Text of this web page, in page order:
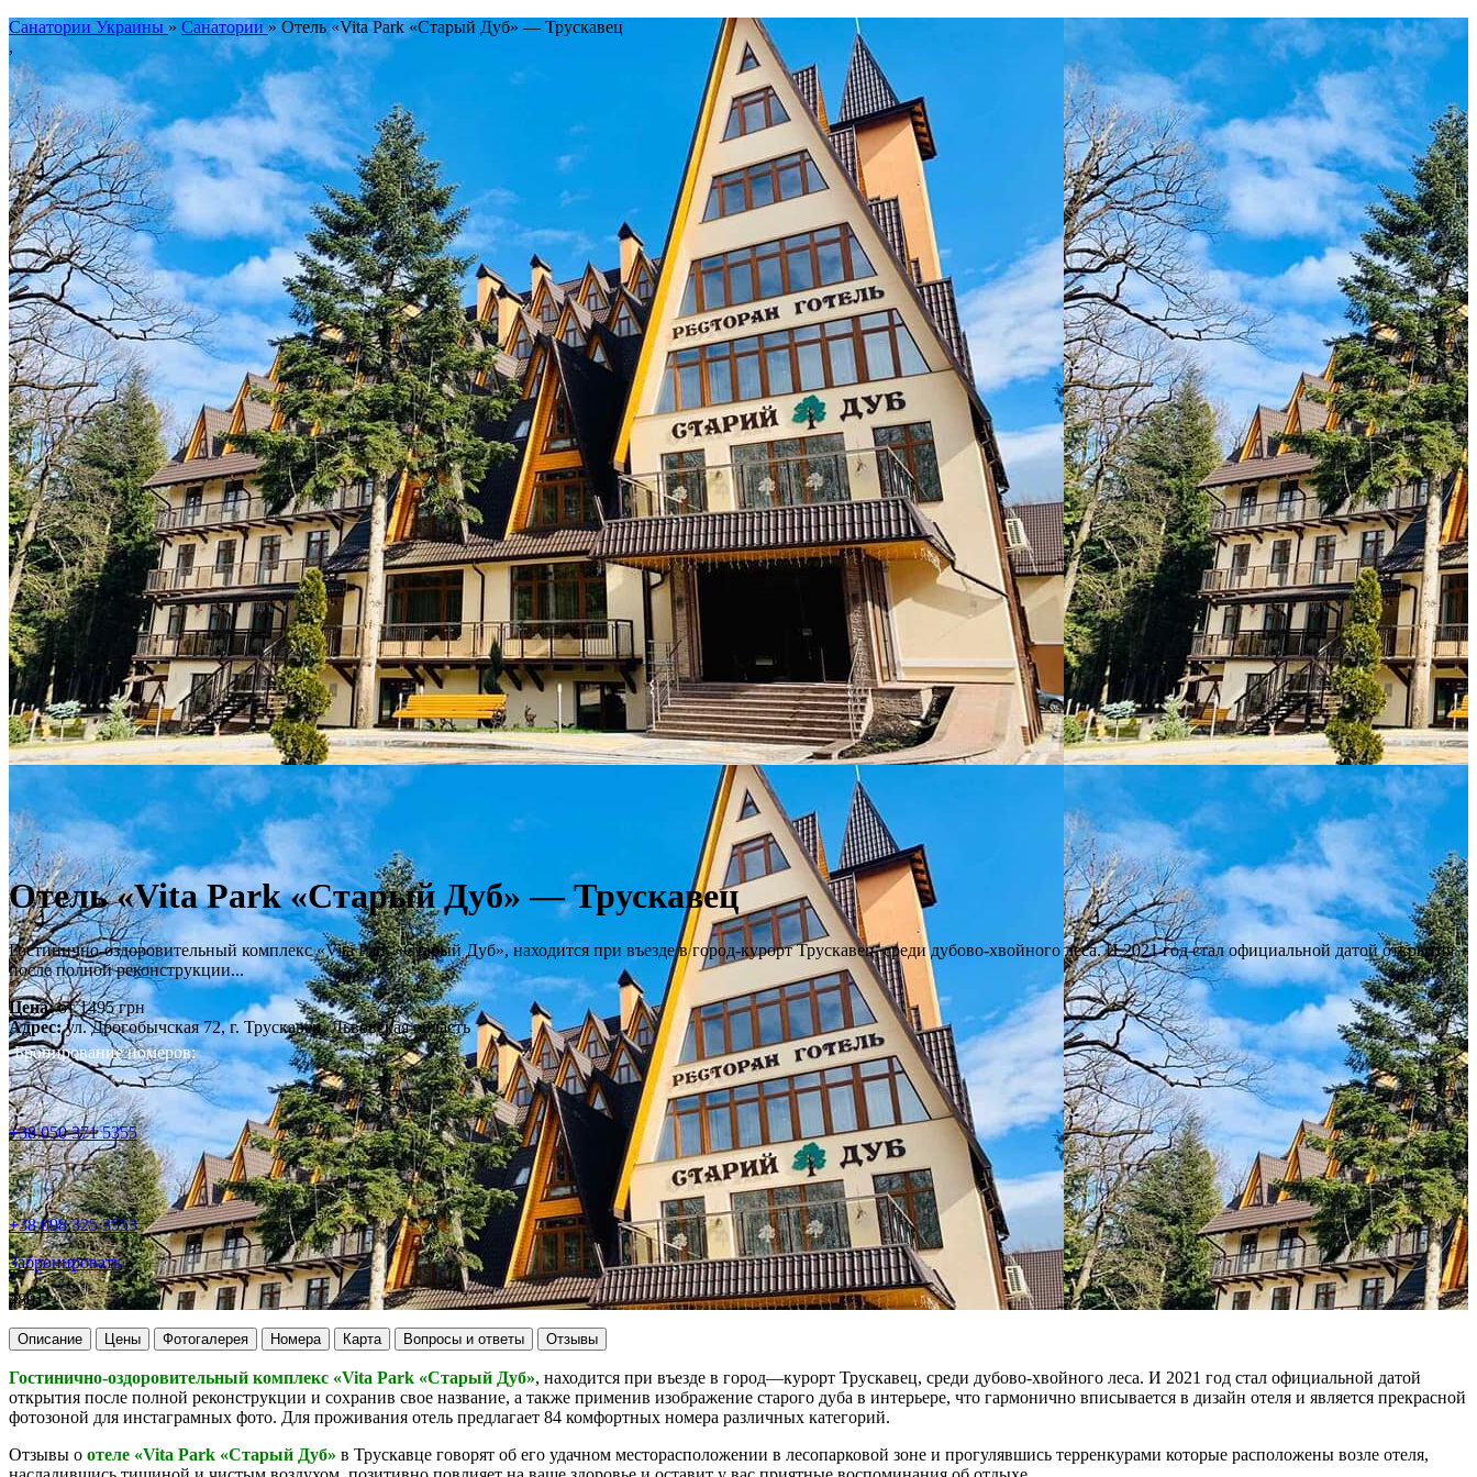
Санатории Украины » Cанатории »Отель «Vita Park «Старый Дуб» — Трускавец
,
Отель «Vita Park «Старый Дуб» — Трускавец
Гостинично-оздоровительный комплекс «Vita Park «Старый Дуб», находится при въезде в город-курорт Трускавец, среди дубово-хвойного леса. И 2021 год стал официальной датой открытия
после полной реконструкции...
Цена: от1495грн
Адрес:ул. Дрогобычская 72, г. Трускавец, Львовская область
Бронирование номеров:
+38 050 371 5355
+38 098 325 3553
Забронировать
4801
Описание Цены Фотогалерея Номера Карта Вопросы и ответы Отзывы
Гостинично-оздоровительный комплекс «Vita Park «Старый Дуб», находится при въезде в город—курорт Трускавец, среди дубово-хвойного леса. И 2021 год стал официальной датой
открытия после полной реконструкции и сохранив свое название, а также применив изображение старого дуба в интерьере, что гармонично вписывается в дизайн отеля и является прекрасной
фотозоной для инстаграмных фото. Для проживания отель предлагает 84 комфортных номера различных категорий.
Отзывы о отеле «Vita Park «Старый Дуб» в Трускавце говорят об его удачном месторасположении в лесопарковой зоне и прогулявшись терренкурами которые расположены возле отеля,